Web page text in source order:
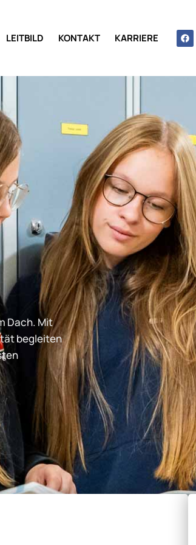
LEITBILD KONTAKT KARRIERE
Dach. Mit
begleiten